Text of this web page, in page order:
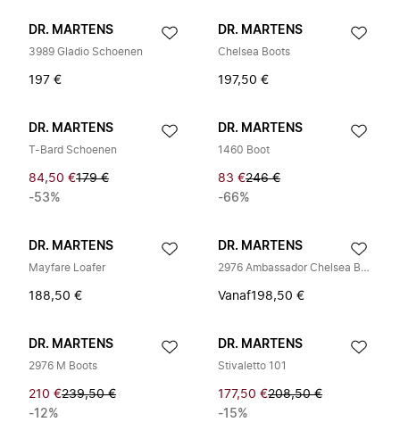
DR. MARTENS
3989 Gladio Schoenen
197 €
DR. MARTENS
Chelsea Boots
197,50 €
DR. MARTENS
T-Bard Schoenen
84,50 €179 €
-53%
DR. MARTENS
1460 Boot
83 €246 €
-66%
DR. MARTENS
Mayfare Loafer
188,50 €
DR. MARTENS
2976 Ambassador Chelsea Boot
Vanaf198,50 €
DR. MARTENS
2976 M Boots
210 €239,50 €
-12%
DR. MARTENS
Stivaletto 101
177,50 €208,50 €
-15%